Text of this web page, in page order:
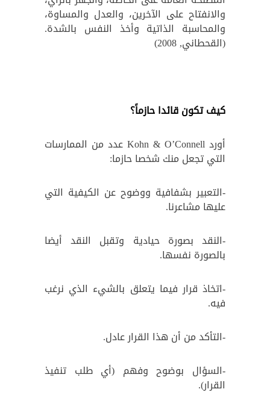
والانفتاح على الآخرين، والعدل والمساوة،
والمحاسبة الذاتية وأخذ النفس بالشدة.
(القحطاني, 2008)
كيف تكون قائدا حازماً؟
أورد Kohn & O’Connell عدد من الممارسات
التي تجعل منك شخصا حازما:
-التعبير بشفافية ووضوح عن الكيفية التي
عليها مشاعرنا.
-النقد بصورة حيادية وتقبل النقد أيضا
بالصورة نفسها.
-اتخاذ قرار فيما يتعلق بالشيء الذي نرغب
فيه.
-التأكد من أن هذا القرار عادل.
-السؤال بوضوح وفهم (أي طلب تنفيذ
القرار).